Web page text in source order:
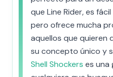
que Line Rider, es
pero ofrece mucha
aquellos que quieren
su concepto único y
Shell Shockers es una